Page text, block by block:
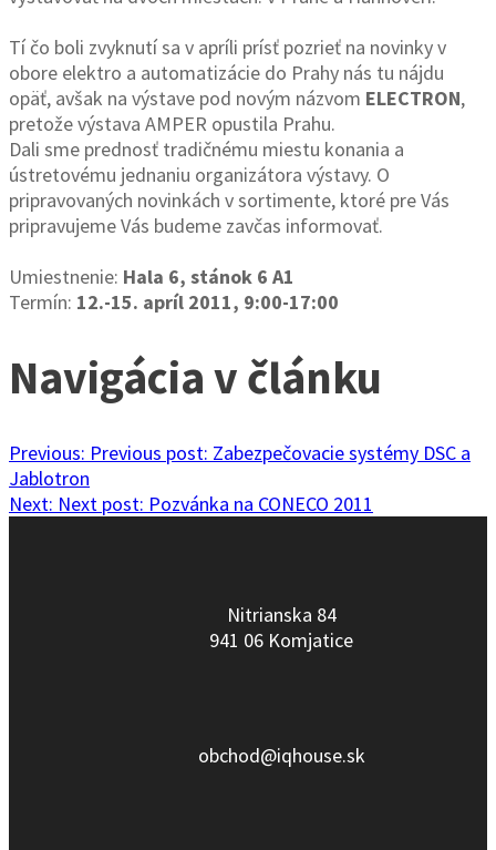
Tí čo boli zvyknutí sa v apríli prísť pozrieť na novinky v
obore elektro a automatizácie do Prahy nás tu nájdu
opäť, avšak na výstave pod novým názvom ELECTRON,
pretože výstava AMPER opustila Prahu.
Dali sme prednosť tradičnému miestu konania a
ústretovému jednaniu organizátora výstavy. O
pripravovaných novinkách v sortimente, ktoré pre Vás
pripravujeme Vás budeme zavčas informovať.
Umiestnenie: Hala 6, stánok 6 A1
Termín: 12.-15. apríl 2011, 9:00-17:00
Navigácia v článku
Previous: Previous post: Zabezpečovacie systémy DSC a
Jablotron
Next: Next post: Pozvánka na CONECO 2011
Nitrianska 84
941 06 Komjatice
obchod@iqhouse.sk